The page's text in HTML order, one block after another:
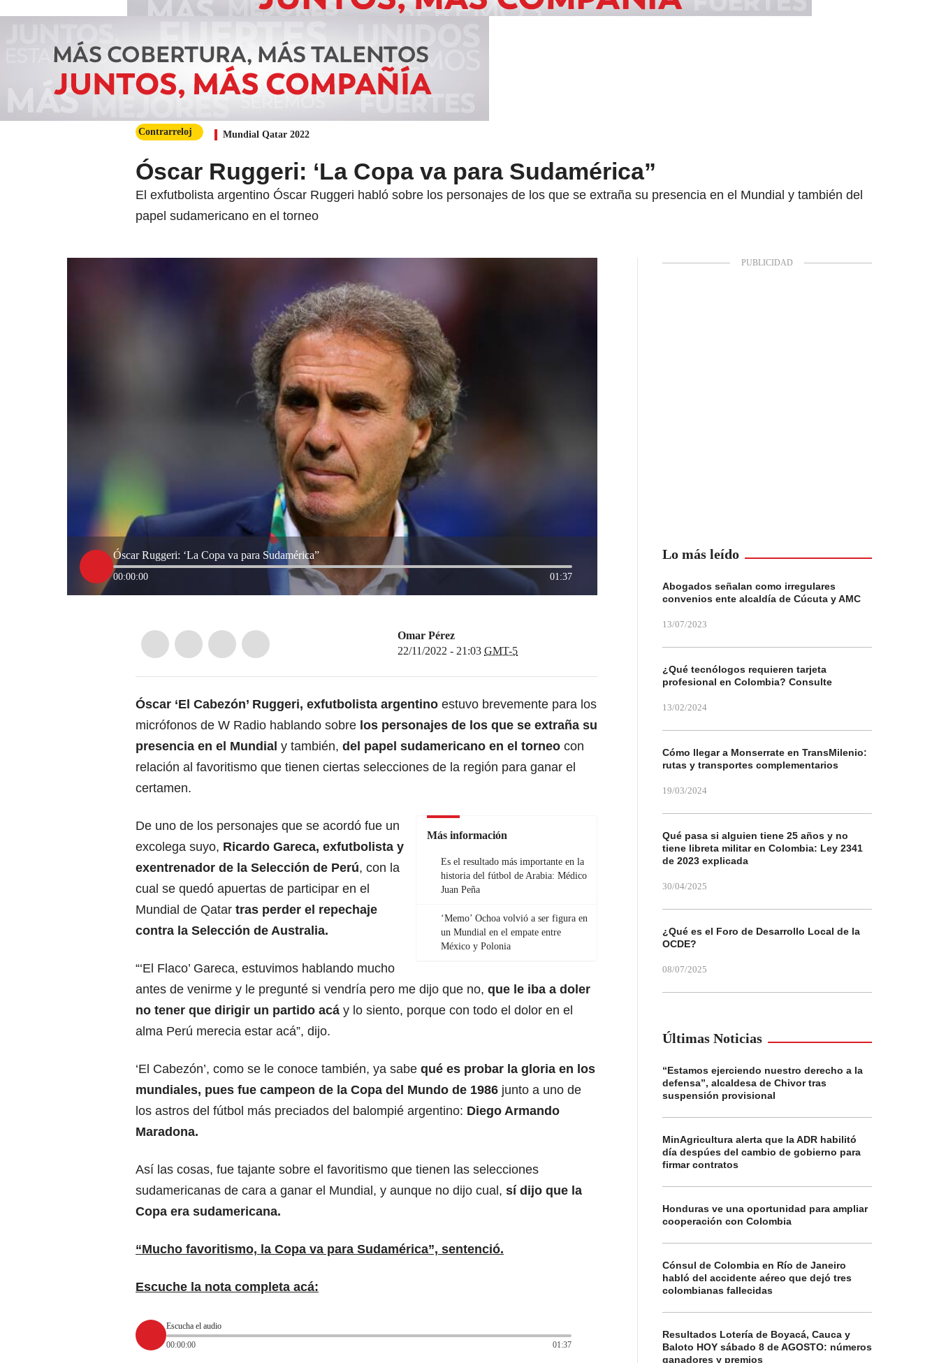
Contrarreloj Mundial Qatar 2022
Óscar Ruggeri: ‘La Copa va para Sudamérica”
El exfutbolista argentino Óscar Ruggeri habló sobre los personajes de los que se extraña su presencia en el Mundial y también del
papel sudamericano en el torneo
Óscar Ruggeri: ‘La Copa va para Sudamérica”
00:00:00 01:37
Omar Pérez
22/11/2022 - 21:03 GMT-5
Óscar ‘El Cabezón’ Ruggeri, exfutbolista argentino estuvo brevemente para los
micrófonos de W Radio hablando sobre los personajes de los que se extraña su
presencia en el Mundial y también, del papel sudamericano en el torneo con
relación al favoritismo que tienen ciertas selecciones de la región para ganar el
certamen.
Más información
Es el resultado más importante en la
historia del fútbol de Arabia: Médico
Juan Peña
‘Memo’ Ochoa volvió a ser figura en
un Mundial en el empate entre
México y Polonia
De uno de los personajes que se acordó fue un
excolega suyo, Ricardo Gareca, exfutbolista y
exentrenador de la Selección de Perú, con la
cual se quedó apuertas de participar en el
Mundial de Qatar tras perder el repechaje
contra la Selección de Australia.
“‘El Flaco’ Gareca, estuvimos hablando mucho
antes de venirme y le pregunté si vendría pero me dijo que no, que le iba a doler
no tener que dirigir un partido acá y lo siento, porque con todo el dolor en el
alma Perú merecia estar acá”, dijo.
‘El Cabezón’, como se le conoce también, ya sabe qué es probar la gloria en los
mundiales, pues fue campeon de la Copa del Mundo de 1986 junto a uno de
los astros del fútbol más preciados del balompié argentino: Diego Armando
Maradona.
Así las cosas, fue tajante sobre el favoritismo que tienen las selecciones
sudamericanas de cara a ganar el Mundial, y aunque no dijo cual, sí dijo que la
Copa era sudamericana.
“Mucho favoritismo, la Copa va para Sudamérica”, sentenció.
Escuche la nota completa acá:
Escucha el audio
00:00:00
01:37
Lo más leído
Abogados señalan como irregulares
convenios ente alcaldía de Cúcuta y AMC
13/07/2023
¿Qué tecnólogos requieren tarjeta
profesional en Colombia? Consulte
13/02/2024
Cómo llegar a Monserrate en TransMilenio:
rutas y transportes complementarios
19/03/2024
Qué pasa si alguien tiene 25 años y no
tiene libreta militar en Colombia: Ley 2341
de 2023 explicada
30/04/2025
¿Qué es el Foro de Desarrollo Local de la
OCDE?
08/07/2025
Últimas Noticias
“Estamos ejerciendo nuestro derecho a la
defensa”, alcaldesa de Chivor tras
suspensión provisional
MinAgricultura alerta que la ADR habilitó
día despúes del cambio de gobierno para
firmar contratos
Honduras ve una oportunidad para ampliar
cooperación con Colombia
Cónsul de Colombia en Río de Janeiro
habló del accidente aéreo que dejó tres
colombianas fallecidas
Resultados Lotería de Boyacá, Cauca y
Baloto HOY sábado 8 de AGOSTO: números
ganadores y premios